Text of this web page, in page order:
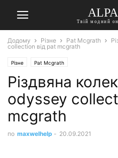
Твій модний
Додому Різне Pat Mcgrath
collection від pat mcgrath
Різне Pat Mcgrath
Різдвяна
odyssey
mcgrath
по maxwelhelp - 20.09.2021